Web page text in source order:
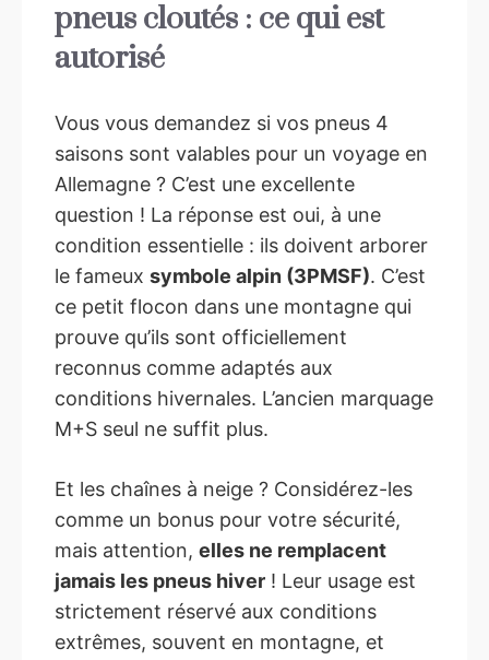
pneus cloutés : ce qui est
autorisé
Vous vous demandez si vos pneus 4
saisons sont valables pour un voyage en
Allemagne ? C’est une excellente
question ! La réponse est oui, à une
condition essentielle : ils doivent arborer
le fameux symbole alpin (3PMSF). C’est
ce petit flocon dans une montagne qui
prouve qu’ils sont officiellement
reconnus comme adaptés aux
conditions hivernales. L’ancien marquage
M+S seul ne suffit plus.
Et les chaînes à neige ? Considérez-les
comme un bonus pour votre sécurité,
mais attention, elles ne remplacent
jamais les pneus hiver ! Leur usage est
strictement réservé aux conditions
extrêmes, souvent en montagne, et